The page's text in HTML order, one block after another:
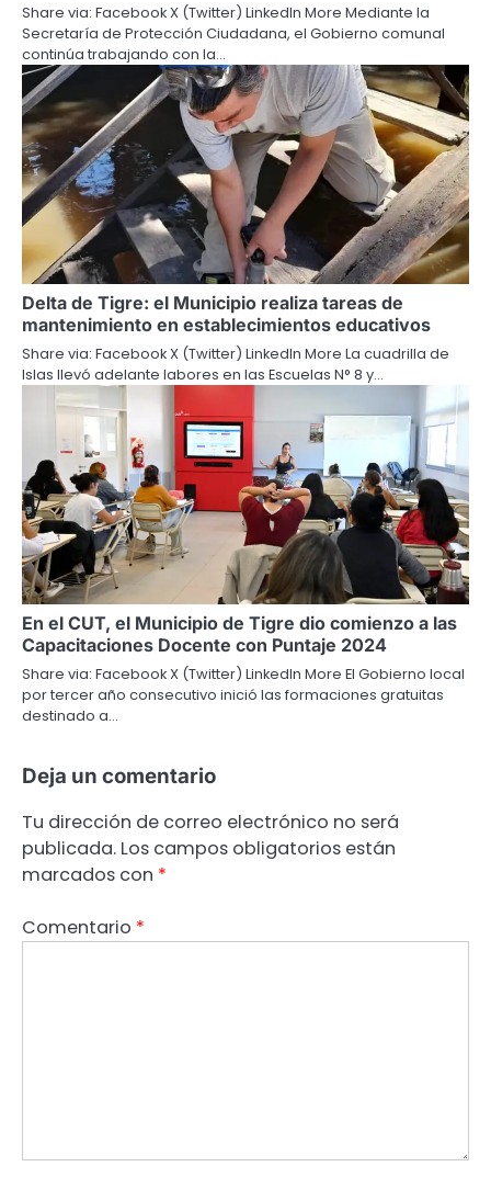
Share via: Facebook X (Twitter) LinkedIn More Mediante la
Secretaría de Protección Ciudadana, el Gobierno comunal
continúa trabajando con la…
Delta de Tigre: el Municipio realiza tareas de
mantenimiento en establecimientos educativos
Share via: Facebook X (Twitter) LinkedIn More La cuadrilla de
Islas llevó adelante labores en las Escuelas N° 8 y…
En el CUT, el Municipio de Tigre dio comienzo a las
Capacitaciones Docente con Puntaje 2024
Share via: Facebook X (Twitter) LinkedIn More El Gobierno local
por tercer año consecutivo inició las formaciones gratuitas
destinado a…
Deja un comentario
Tu dirección de correo electrónico no será
publicada. Los campos obligatorios están
marcados con *
Comentario *